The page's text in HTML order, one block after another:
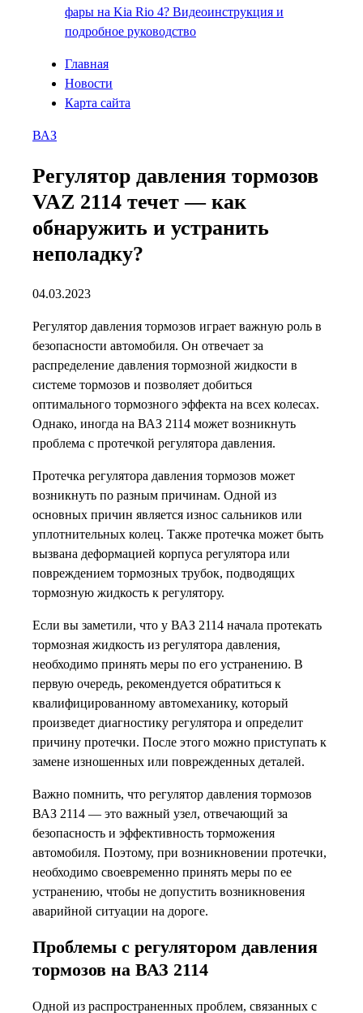
фары на Kia Rio 4? Видеоинструкция и
подробное руководство
Главная
Новости
Карта сайта
ВАЗ
Регулятор давления тормозов
VAZ 2114 течет — как
обнаружить и устранить
неполадку?
04.03.2023
Регулятор давления тормозов играет важную роль в
безопасности автомобиля. Он отвечает за
распределение давления тормозной жидкости в
системе тормозов и позволяет добиться
оптимального тормозного эффекта на всех колесах.
Однако, иногда на ВАЗ 2114 может возникнуть
проблема с протечкой регулятора давления.
Протечка регулятора давления тормозов может
возникнуть по разным причинам. Одной из
основных причин является износ сальников или
уплотнительных колец. Также протечка может быть
вызвана деформацией корпуса регулятора или
повреждением тормозных трубок, подводящих
тормозную жидкость к регулятору.
Если вы заметили, что у ВАЗ 2114 начала протекать
тормозная жидкость из регулятора давления,
необходимо принять меры по его устранению. В
первую очередь, рекомендуется обратиться к
квалифицированному автомеханику, который
произведет диагностику регулятора и определит
причину протечки. После этого можно приступать к
замене изношенных или поврежденных деталей.
Важно помнить, что регулятор давления тормозов
ВАЗ 2114 — это важный узел, отвечающий за
безопасность и эффективность торможения
автомобиля. Поэтому, при возникновении протечки,
необходимо своевременно принять меры по ее
устранению, чтобы не допустить возникновения
аварийной ситуации на дороге.
Проблемы с регулятором давления
тормозов на ВАЗ 2114
Одной из распространенных проблем, связанных с